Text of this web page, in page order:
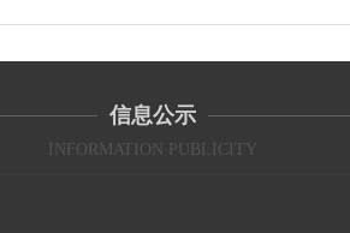
信息公示
INFORMATION PUBLICITY